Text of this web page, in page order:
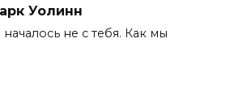
Уолинн
не с тебя. Как мы